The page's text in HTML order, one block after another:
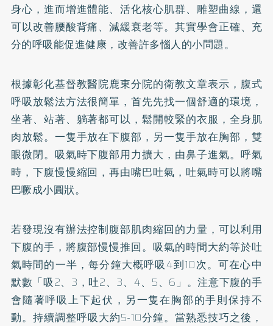
身心，進而增進體能、活化核心肌群、雕塑曲線，還
可以改善腰酸背痛、減緩衰老等。其實學會正確、充
分的呼吸能促進健康，改善許多惱人的小問題。
根據彰化基督教醫院鹿東分院的衛教文章表示，腹式
呼吸放鬆法方法很簡單，首先先找一個舒適的環境，
坐著、站著、躺著都可以，鬆開較緊的衣服，全身肌
肉放鬆。一隻手放在下腹部，另一隻手放在胸部，雙
眼微閉。吸氣時下腹部用力擴大，由鼻子進氣。呼氣
時，下腹慢慢縮回，再由嘴巴吐氣，吐氣時可以將嘴
巴噘成小圓狀。
若發現沒有辦法控制腹部肌肉縮回的力量，可以利用
下腹的手，將腹部慢慢推回。吸氣的時間大約等於吐
氣時間的一半，每分鐘大概呼吸4到10次。可在心中
默數「吸2、3，吐2、3、4、5、6」。注意下腹的手
會隨著呼吸上下起伏，另一隻在胸部的手則保持不
動。持續調整呼吸大約5-10分鐘。當熟悉技巧之後，